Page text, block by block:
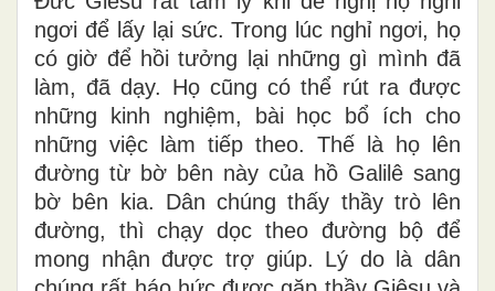
ngơi để lấy lại sức. Trong lúc nghỉ ngơi, họ
có giờ để hồi tưởng lại những gì mình đã
làm, đã dạy. Họ cũng có thể rút ra được
những kinh nghiệm, bài học bổ ích cho
những việc làm tiếp theo. Thế là họ lên
đường từ bờ bên này của hồ Galilê sang
bờ bên kia. Dân chúng thấy thầy trò lên
đường, thì chạy dọc theo đường bộ để
mong nhận được trợ giúp. Lý do là dân